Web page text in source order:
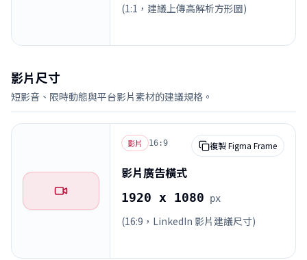
(1:1，建議上傳高解析方形圖)
影片尺寸
短影音、限時動態與平台影片素材的建議規格。
影片 16:9 複製 Figma Frame
影片廣告橫式
1920 x 1080 px
(16:9，LinkedIn 影片建議尺寸)